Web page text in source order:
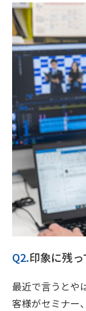
Q2.印象に残っ
最近で言うとや
客様がセミナー